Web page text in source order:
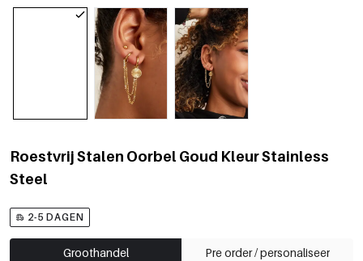
Roestvrij Stalen Oorbel Goud Kleur Stainless
Steel
2-5 DAGEN
Groothandel Pre order / personaliseer